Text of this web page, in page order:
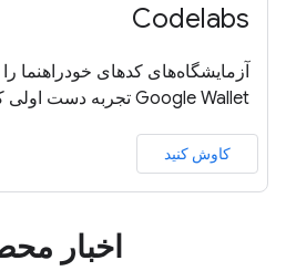
Codelabs
Google Wallet تجربه دست اولی کسب کنید.
کاوش کنید
اخبار